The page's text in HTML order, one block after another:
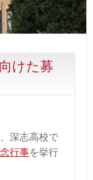
けた募
深志高校で
行事を挙行